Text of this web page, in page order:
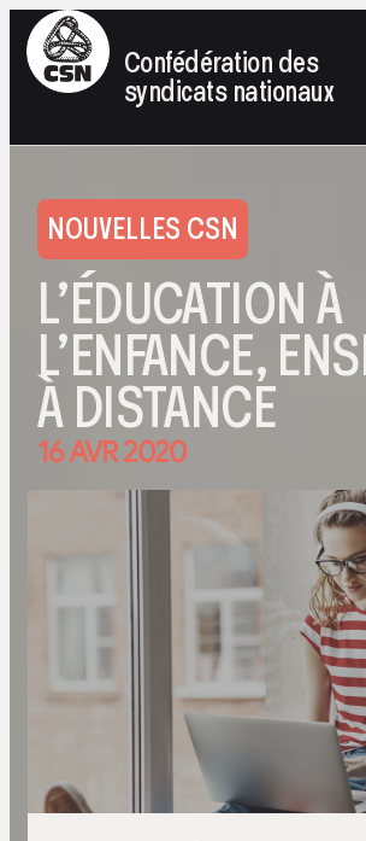
Confédération des
syndicats nationaux
NOUVELLES CSN
L’ÉDUCATION À
L’ENFANCE,
À DISTANCE
16 AVR 2020